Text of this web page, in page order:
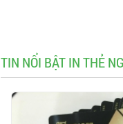
TIN NỔI BẬT IN THẺ